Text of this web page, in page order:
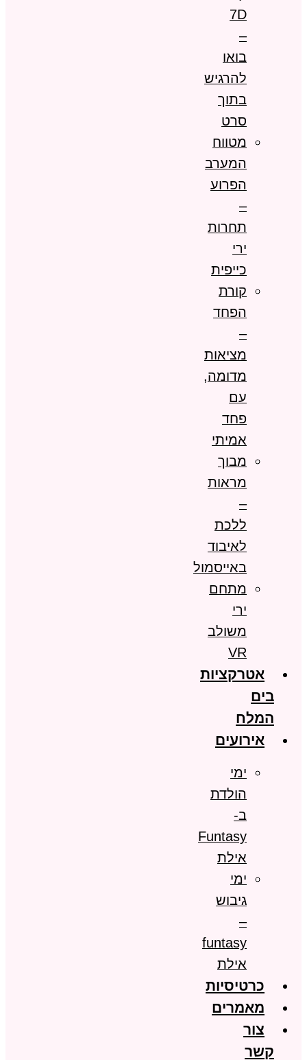
7D
–
בואו
להרגיש
בתוך
סרט
מטווח
המערב
הפרוע
–
תחרות
ירי
כייפית
קורת
הפחד
–
מציאות
מדומה,
עם
פחד
אמיתי
מבוך
מראות
–
ללכת
לאיבוד
באייסמול
מתחם
ירי
משולב
VR
אטרקציות
בים
המלח
אירועים
ימי
הולדת
ב-
Funtasy
אילת
ימי
גיבוש
–
funtasy
אילת
כרטיסיות
מאמרים
צור
קשר